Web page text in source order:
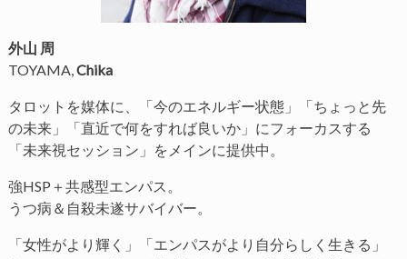
外山 周
TOYAMA,Chika
タロットを媒体に、「今のエネルギー状態」「ちょっと先
の未来」「直近で何をすれば良いか」にフォーカスする
「未来視セッション」をメインに提供中。
強HSP＋共感型エンパス。
うつ病＆自殺未遂サバイバー。
「女性がより輝く」「エンパスがより自分らしく生きる」